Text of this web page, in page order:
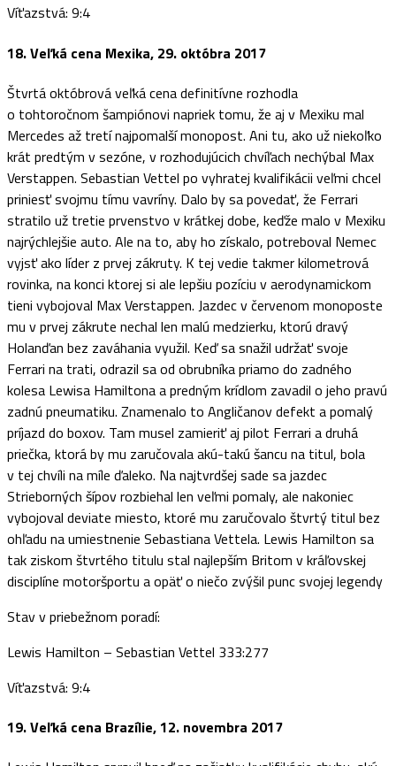
Víťazstvá: 9:4
18. Veľká cena Mexika, 29. októbra 2017
Štvrtá októbrová veľká cena definitívne rozhodla
o tohtoročnom šampiónovi napriek tomu, že aj v Mexiku mal
Mercedes až tretí najpomalší monopost. Ani tu, ako už niekoľko
krát predtým v sezóne, v rozhodujúcich chvíľach nechýbal Max
Verstappen. Sebastian Vettel po vyhratej kvalifikácii veľmi chcel
priniesť svojmu tímu vavríny. Dalo by sa povedať, že Ferrari
stratilo už tretie prvenstvo v krátkej dobe, keďže malo v Mexiku
najrýchlejšie auto. Ale na to, aby ho získalo, potreboval Nemec
vyjsť ako líder z prvej zákruty. K tej vedie takmer kilometrová
rovinka, na konci ktorej si ale lepšiu pozíciu v aerodynamickom
tieni vybojoval Max Verstappen. Jazdec v červenom monoposte
mu v prvej zákrute nechal len malú medzierku, ktorú dravý
Holanďan bez zaváhania využil. Keď sa snažil udržať svoje
Ferrari na trati, odrazil sa od obrubníka priamo do zadného
kolesa Lewisa Hamiltona a predným krídlom zavadil o jeho pravú
zadnú pneumatiku. Znamenalo to Angličanov defekt a pomalý
príjazd do boxov. Tam musel zamieriť aj pilot Ferrari a druhá
priečka, ktorá by mu zaručovala akú-takú šancu na titul, bola
v tej chvíli na míle ďaleko. Na najtvrdšej sade sa jazdec
Strieborných šípov rozbiehal len veľmi pomaly, ale nakoniec
vybojoval deviate miesto, ktoré mu zaručovalo štvrtý titul bez
ohľadu na umiestnenie Sebastiana Vettela. Lewis Hamilton sa
tak ziskom štvrtého titulu stal najlepším Britom v kráľovskej
disciplíne motoršportu a opäť o niečo zvýšil punc svojej legendy
Stav v priebežnom poradí:
Lewis Hamilton – Sebastian Vettel 333:277
Víťazstvá: 9:4
19. Veľká cena Brazílie, 12. novembra 2017